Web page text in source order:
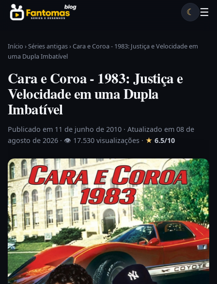
Pular para o conteúdo
☰
☾
Início ›Séries antigas›Cara e Coroa - 1983: Justiça e Velocidade em
uma Dupla Imbatível
Cara e Coroa - 1983: Justiça e
Velocidade em uma Dupla
Imbatível
Publicado em 11 de junho de 2010 · Atualizado em 08 de
agosto de 2026 · 👁 17.530 visualizações · ★ 6.5/10